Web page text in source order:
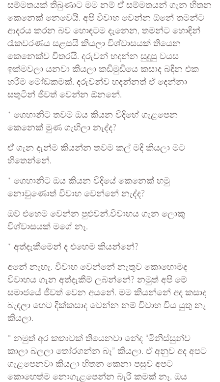
සම්මතයක් තිබුණාට මම නම් ඒ සම්මතයන් ගැන හිතන
කෙනෙක් නෙවෙයි. අපි විවාහ වෙන්න ඕනේ තමන්ට
ආදරය කරන බව හොඳටම දැනෙන, තමන්ට හොඳින්
රැකවරණය සළසයි කියලා විශ්වාසයක් තියෙන
කෙනෙක්ව විතරයි. දරුවන් හදන්න සුදුසු වයස
ඉක්මවලා යනවා කියලා කඩිමුඩියෙ කසාද බඳින එක
හරිම මෝඩකමක්. දරුවන්ව හදන්නත් ඒ දෙන්නා
සතුටින් ජීවත් වෙන්න ඕනනේ.
* ශෙහානිට තවම ඔය කියන විදිහේ ගැළපෙන
කෙනෙක් මුණ ගැහිලා නැද්ද?
ඒ ගැන දැන්ම කියන්න තවම කල් මදි කියලා මට
හිතෙන්නේ.
* ශෙහානිට ඔය කියන විදියේ කෙනෙක් හමු
නොවුණොත් විවාහ වෙන්නේ නැද්ද?
ඔව් එහෙම වෙන්න පුළුවන්.විවාහය ගැන ලොකු
විශ්වාසයක් මගේ නෑ.
* අත්දැකීමෙන් ද එහෙම කියන්නේ?
අනේ නැහැ. විවාහ වෙන්නේ නැතුව කොහොමද
විවාහය ගැන අත්දැකීම් ලබන්නේ? නමුත් අපි මේ
සමාජයේ ජීවත් වෙන අයනේ. මම කියන්නේ අද කසාද
බැඳලා හෙට දික්කසාද වෙන්න නම් විවාහ විය යුතු නෑ
කියලා.
* නමුත් අර කතාවක් තියෙනවා නේද “මිනිස්සුන්ව
කාලා බලලා තෝරගන්න බෑ” කියලා. ඒ අනුව අද අපට
ගැළපෙනවා කියලා හිතන කෙනා පසුව අපට
කොහෙත්ම නොගැළපෙන්න බැරි කමක් නෑ. ඔය